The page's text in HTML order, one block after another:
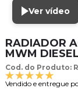
Ver vídeo
RADIADOR
MWM
Cod. do Produto:
Vendido e entregue